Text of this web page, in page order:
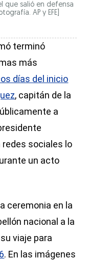
que salió en defensa
AP y EFE]
terminó
más
días del inicio
, capitán de la
a
redes sociales lo
un acto
ceremonia en la
nacional a la
viaje para
. En las imágenes